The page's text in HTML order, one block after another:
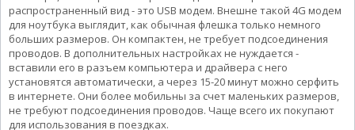
распространенный вид - это USB модем. Внешне такой 4G модем
для ноутбука выглядит, как обычная флешка только немного
больших размеров. Он компактен, не требует подсоединения
проводов. В дополнительных настройках не нуждается -
вставили его в разъем компьютера и драйвера с него
установятся автоматически, а через 15-20 минут можно серфить
в интернете. Они более мобильны за счет маленьких размеров,
не требуют подсоединения проводов. Чаще всего их покупают
для использования в поездках.